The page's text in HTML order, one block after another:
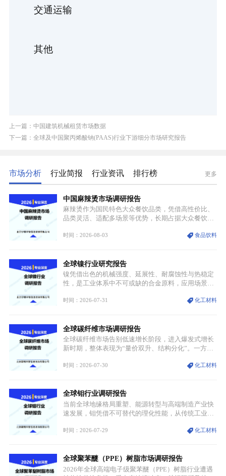
交通运输
其他
上一篇：中国建筑机械租赁市场数据
下一篇：全球及中国聚丙烯酸钠(PAAS)行业下游细分市场研究报告
市场分析 行业简报 行业资讯 排行榜 更多
中国麻辣烫市场调研报告
麻辣烫作为国民特色大众餐饮品类，凭借高性价比、
品类灵活、适配多场景等优势，长期占据大众餐饮重
型，叠加消费需求升级、线上流量变革、新零售业态
特点，在消费、创业、政策、技术多重驱动下，依旧
具备强劲的发展活力。
时间：2026-08-03 食品饮料
全球镍行业研究报告
镍凭借出色的机械强度、延展性、耐腐蚀性与热稳定
性，是工业体系中不可或缺的合金原料，应用场景横
用价值难以被替代。依托理化优势，镍被全球主要经
型为新能源核心战略矿产，全球产业形成“印尼掌控
资源与产能、中国主导消费与技术、工艺向低碳湿法
迭代、再生镍加速补位”的全新格局。
时间：2026-07-31 化工材料
全球碳纤维市场调研报告
全球碳纤维市场告别低速增长阶段，进入爆发式增长
新时期，整体表现为“量价双升、结构分化”。一方面
持续扩张；另一方面产品、需求、应用场景呈现明显
体规模扩张，高附加值领域与规模化工业应用形成两
大独立增长体系。
时间：2026-07-30 化工材料
全球钼行业调研报告
当前全球地缘格局重塑、能源转型与高端制造产业快
速发展，钼凭借不可替代的理化性能，从传统工业金
需格局重构、价值体系重估的新阶段。钼是典型难熔
贯穿传统工业、高端制造、军工、新能源等多个核心
产业，成为现代工业体系中不可或缺的基础材料。
时间：2026-07-29 化工材料
全球聚苯醚（PPE）树脂市场调研报告
2026年全球高端电子级聚苯醚（PPE）树脂行业遭遇